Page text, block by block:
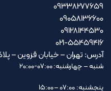
09338277659
09058136600
09128144530
021-55459416
آدرس: تهران – خیابان قزوین – پلاک
شنبه – چهارشنبه: 07:00-20:00
پنجشنبه: 07:00 – 15:00